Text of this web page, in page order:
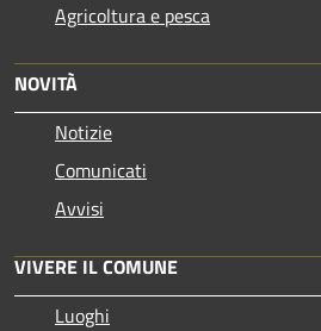
Agricoltura e pesca
NOVITÀ
Notizie
Comunicati
Avvisi
VIVERE IL COMUNE
Luoghi